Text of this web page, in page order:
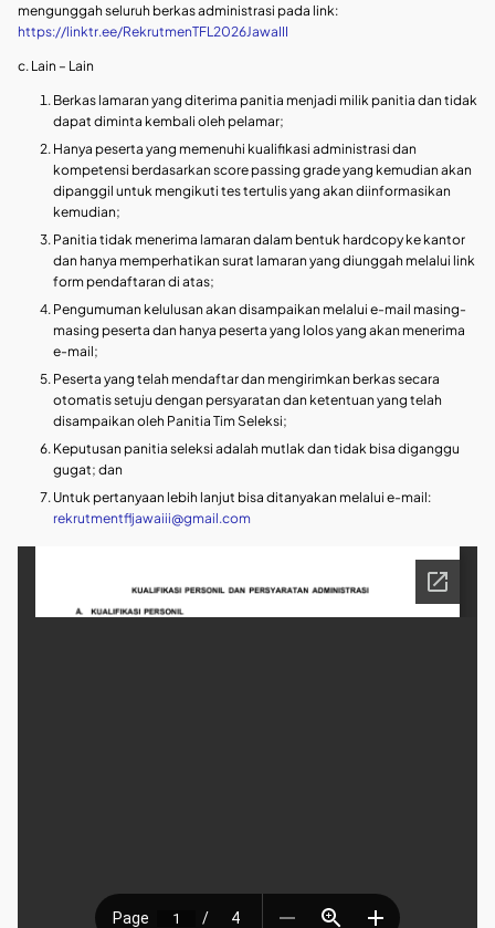
mengunggah seluruh berkas administrasi pada link:
https://linktr.ee/RekrutmenTFL2026JawaIII
c. Lain – Lain
Berkas lamaran yang diterima panitia menjadi milik panitia dan tidak
dapat diminta kembali oleh pelamar;
Hanya peserta yang memenuhi kualifikasi administrasi dan
kompetensi berdasarkan score passing grade yang kemudian akan
dipanggil untuk mengikuti tes tertulis yang akan diinformasikan
kemudian;
Panitia tidak menerima lamaran dalam bentuk hardcopy ke kantor
dan hanya memperhatikan surat lamaran yang diunggah melalui link
form pendaftaran di atas;
Pengumuman kelulusan akan disampaikan melalui e-mail masing-
masing peserta dan hanya peserta yang lolos yang akan menerima
e-mail;
Peserta yang telah mendaftar dan mengirimkan berkas secara
otomatis setuju dengan persyaratan dan ketentuan yang telah
disampaikan oleh Panitia Tim Seleksi;
Keputusan panitia seleksi adalah mutlak dan tidak bisa diganggu
gugat; dan
Untuk pertanyaan lebih lanjut bisa ditanyakan melalui e-mail:
rekrutmentfljawaiii@gmail.com